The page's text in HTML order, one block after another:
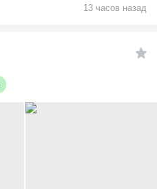
13 часов назад